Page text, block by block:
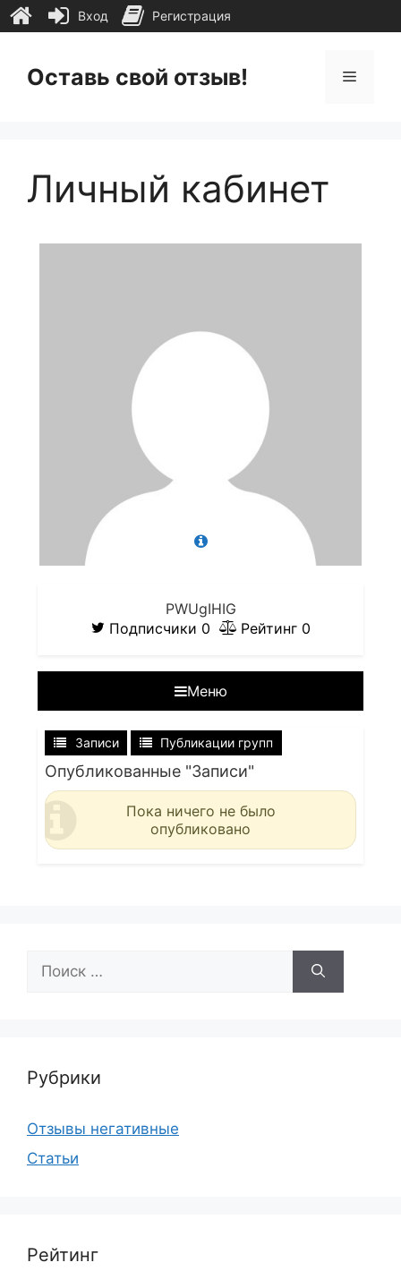
содержимому
Оставь свой отзыв! Меню
Личный кабинет
PWUgIHIG
Подписчики 0 Рейтинг 0
Меню
Записи Публикации групп
Опубликованные "Записи"
Пока ничего не было
опубликовано
Рубрики
Отзывы негативные
Статьи
Рейтинг
Вход Регистрация